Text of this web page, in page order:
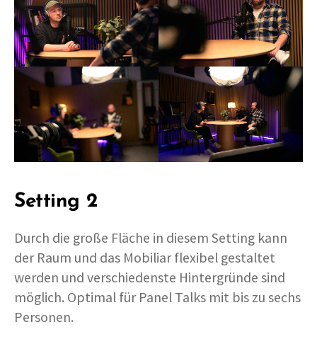
Setting 2
Durch die große Fläche in diesem Setting kann
der Raum und das Mobiliar flexibel gestaltet
werden und verschiedenste Hintergründe sind
möglich. Optimal für Panel Talks mit bis zu sechs
Personen.